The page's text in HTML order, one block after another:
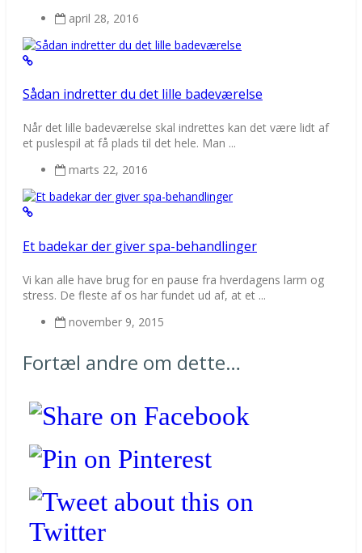
april 28, 2016
Sådan indretter du det lille badeværelse
Når det lille badeværelse skal indrettes kan det være lidt af
et puslespil at få plads til det hele. Man ...
marts 22, 2016
Et badekar der giver spa-behandlinger
Vi kan alle have brug for en pause fra hverdagens larm og
stress. De fleste af os har fundet ud af, at et ...
november 9, 2015
Fortæl andre om dette…